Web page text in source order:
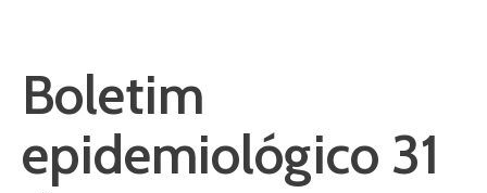
Boletim
epidemiológico 31